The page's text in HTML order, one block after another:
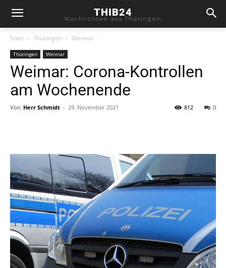
THIB24
Nachrichten aus Thüringen
Start Thüringen Weimar
Thüringen Weimar
Weimar: Corona-Kontrollen
am Wochenende
Von Herr Schmidt - 29. November 2021 0
812